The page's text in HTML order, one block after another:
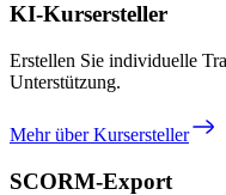
KI-Kursersteller
Erstellen Sie individuelle
Unterstützung.
Mehr über Kursersteller
SCORM-Export